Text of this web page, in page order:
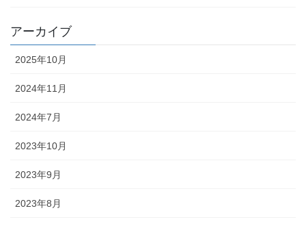
アーカイブ
2025年10月
2024年11月
2024年7月
2023年10月
2023年9月
2023年8月